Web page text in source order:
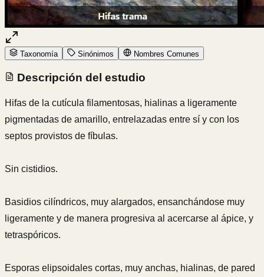
Taxonomía Sinónimos Nombres Comunes
Descripción del estudio
Hifas de la cutícula filamentosas, hialinas a ligeramente
pigmentadas de amarillo, entrelazadas entre sí y con los
septos provistos de fíbulas.
Sin cistidios.
Basidios cilíndricos, muy alargados, ensanchándose muy
ligeramente y de manera progresiva al acercarse al ápice, y
tetraspóricos.
Esporas elipsoidales cortas, muy anchas, hialinas, de pared